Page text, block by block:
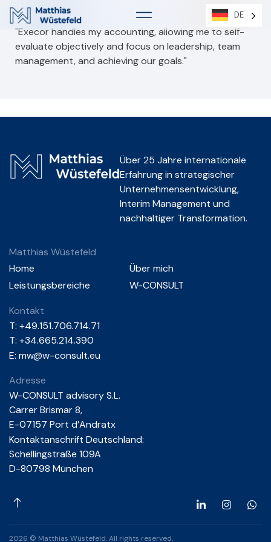
DE
DE
"Execor handles my accounting, allowing me to self-
evaluate objectively and focus on leadership, team
management, and achieving our goals."
Über 25 Jahre internationale
Erfahrung in strategischer
Unternehmensentwicklung,
Interim Management und
nachhaltiger Transformation.
Matthias Wüstefeld
Home
Leistungsbereiche
Über mich
W-CONSULT
Kontakt
T: +49.151.706.714.71
T: +34.665.214.390
E: mw@w-consult.eu
Adresse
W-CONSULT advisory S.L.
Carrer Brismar 8,
E-07157 Port d’Andratx
Kontaktanschrift Deutschland:
Schellingstraße 109A
D-80798 München
2026 © Matthias Wüstefeld. All rights reserved.